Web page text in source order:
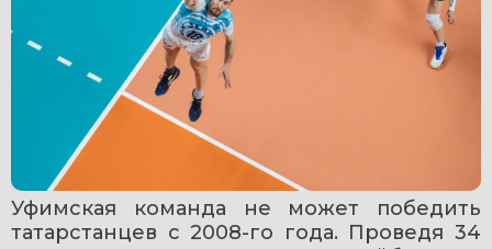
Уфимская команда не может победить
татарстанцев с 2008-го года. Проведя 34